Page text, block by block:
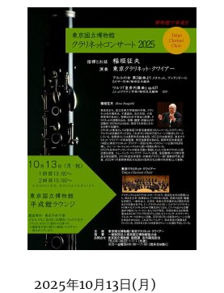
と
う
ご
い
ま
す
に
2025年10月13日(月)